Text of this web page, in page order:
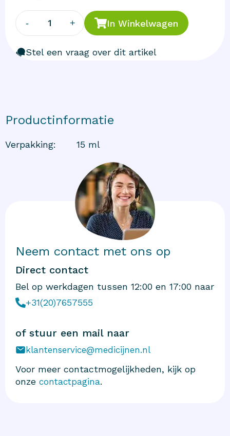
- 1 + In Winkelwagen
Stel een vraag over dit artikel
Productinformatie
Verpakking: 15 ml
Neem contact met ons op
Direct contact
Bel op werkdagen tussen 12:00 en 17:00 naar
+31(20)7657555
of stuur een mail naar
klantenservice@medicijnen.nl
Voor meer contactmogelijkheden, kijk op
onze contactpagina.